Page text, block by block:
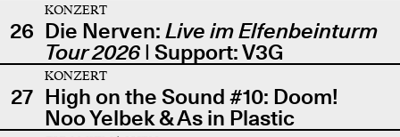
26
KONZERT
Die Nerven: Live im Elfenbeinturm
Tour 2026| Support: V3G
27
KONZERT
High on the Sound #10: Doom!
Noo Yelbek & As in Plastic